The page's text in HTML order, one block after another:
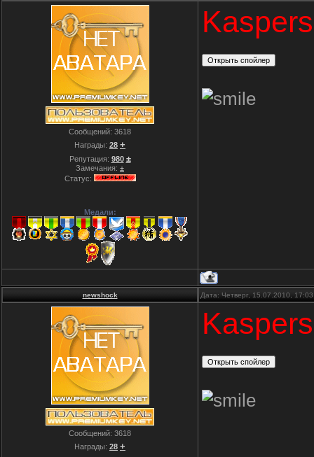
Сообщений: 3618
Награды: 28 +
Репутация: 980 ±
Замечания: ±
Статус:
Медали:
newshock Дата: Четверг, 15.07.2010,
Сообщений: 3618
Награды: 28 +